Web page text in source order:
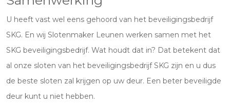
U heeft vast wel eens gehoord van het beveiligingsbedrijf
SKG. En wij Slotenmaker Leunen werken samen met het
SKG beveiligingsbedrijf. Wat houdt dat in? Dat betekent dat
al onze sloten van het beveiligingsbedrijf SKG zijn en u dus
de beste sloten zal krijgen op uw deur. Een beter beveiligde
deur kunt u niet hebben.